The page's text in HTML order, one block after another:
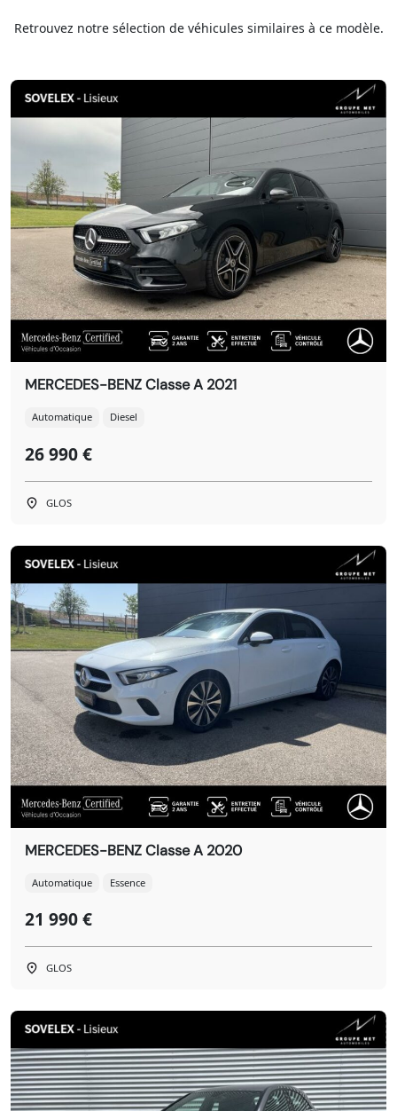
Retrouvez notre sélection de véhicules similaires à ce modèle.
MERCEDES-BENZ Classe A 2021
Automatique Diesel
26 990 €
GLOS
MERCEDES-BENZ Classe A 2020
Automatique Essence
21 990 €
GLOS